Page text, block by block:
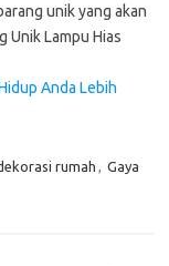
unik yang akan
Unik Lampu Hias
Anda Lebih
rumah , Gaya